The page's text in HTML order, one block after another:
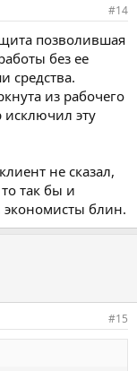
#14
позволившая
без ее
средства.
из рабочего
исключил эту
не сказал,
так бы и
экономисты блин.
#15